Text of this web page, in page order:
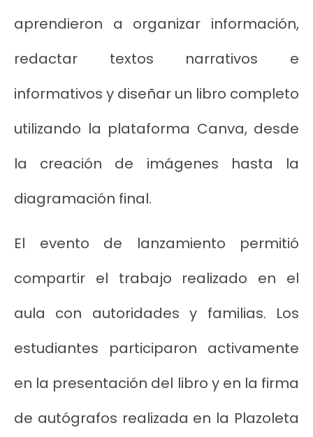
aprendieron a organizar información,
redactar textos narrativos e
informativos y diseñar un libro completo
utilizando la plataforma Canva, desde
la creación de imágenes hasta la
diagramación final.
El evento de lanzamiento permitió
compartir el trabajo realizado en el
aula con autoridades y familias. Los
estudiantes participaron activamente
en la presentación del libro y en la firma
de autógrafos realizada en la Plazoleta